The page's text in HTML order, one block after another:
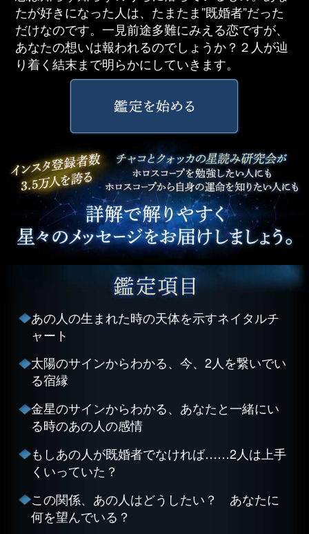
たが好きになった人は、たまたま”既婚者”だった
だけなのです。一見前途多難にみえる恋ですが、
あなたの想いは報われるのでしょうか？２人が辿
り着く結末まで明らかにしていきます。
あの人の生まれた時の天体を示すネイタルチ
ャート
太陽のサインからわかる、今、2人を繋いでい
る宿縁
金星のサインからわかる、あなたと一緒にい
る時のあの人の感情
もしあの人が既婚者でなければ……2人は上手
くいっていた？
この関係、あの人はどうしたい？ あなたに
何を望んでいる？